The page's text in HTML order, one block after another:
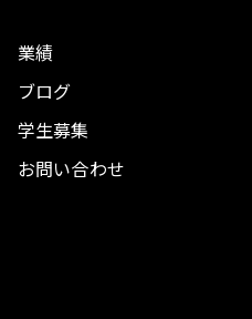
業績
ブログ
学生募集
お問い合わせ